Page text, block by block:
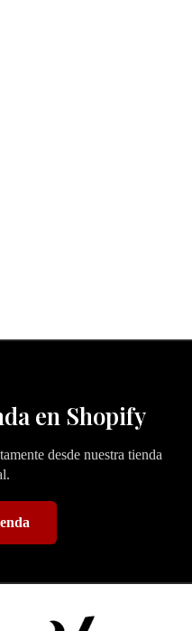
en Shopify
desde nuestra tienda